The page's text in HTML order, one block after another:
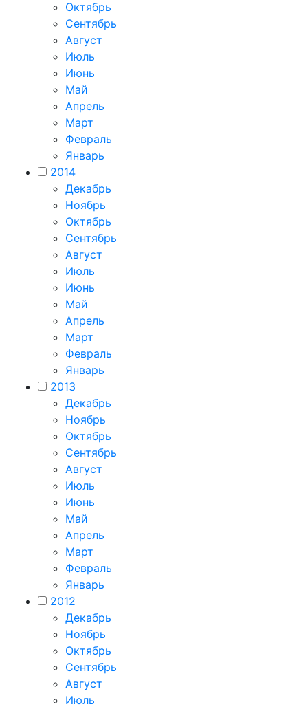
Октябрь
Сентябрь
Август
Июль
Июнь
Май
Апрель
Март
Февраль
Январь
2014
Декабрь
Ноябрь
Октябрь
Сентябрь
Август
Июль
Июнь
Май
Апрель
Март
Февраль
Январь
2013
Декабрь
Ноябрь
Октябрь
Сентябрь
Август
Июль
Июнь
Май
Апрель
Март
Февраль
Январь
2012
Декабрь
Ноябрь
Октябрь
Сентябрь
Август
Июль